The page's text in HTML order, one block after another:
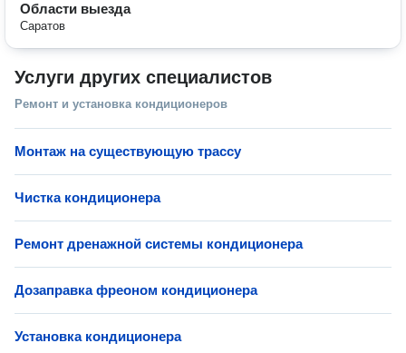
Области выезда
Саратов
Услуги других специалистов
Ремонт и установка кондиционеров
Монтаж на существующую трассу
Чистка кондиционера
Ремонт дренажной системы кондиционера
Дозаправка фреоном кондиционера
Установка кондиционера